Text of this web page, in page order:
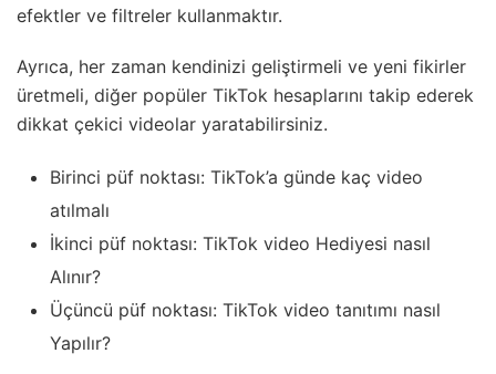
efektler ve filtreler kullanmaktır.
Ayrıca, her zaman kendinizi geliştirmeli ve yeni fikirler
üretmeli, diğer popüler TikTok hesaplarını takip ederek
dikkat çekici videolar yaratabilirsiniz.
Birinci püf noktası: TikTok’a günde kaç video
atılmalı
İkinci püf noktası: TikTok video Hediyesi nasıl
Alınır?
Üçüncü püf noktası: TikTok video tanıtımı nasıl
Yapılır?